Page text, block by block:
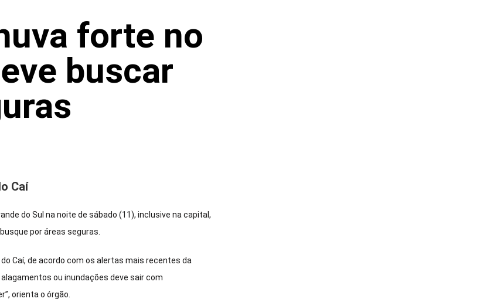
forte no
buscar
Caí
do Sul na noite de sábado (11), inclusive na capital,
por áreas seguras.
Caí, de acordo com os alertas mais recentes da
ou inundações deve sair com
orienta o órgão.